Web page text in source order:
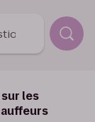
les